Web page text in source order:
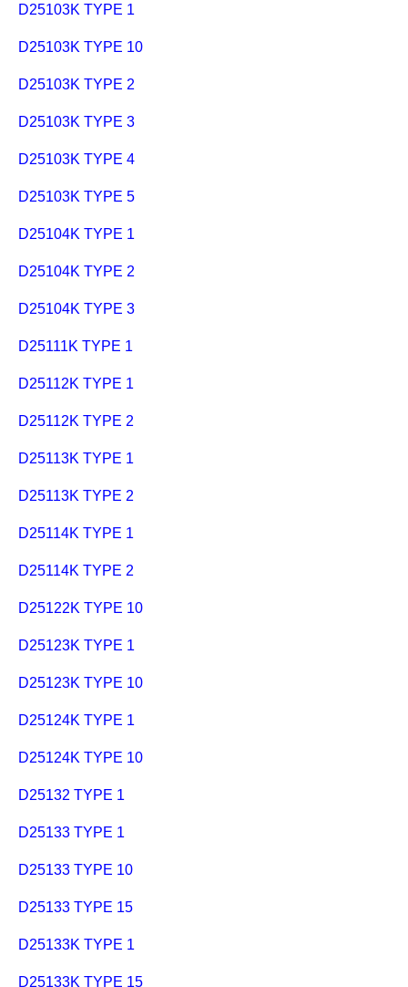
D25103K TYPE 1
D25103K TYPE 10
D25103K TYPE 2
D25103K TYPE 3
D25103K TYPE 4
D25103K TYPE 5
D25104K TYPE 1
D25104K TYPE 2
D25104K TYPE 3
D25111K TYPE 1
D25112K TYPE 1
D25112K TYPE 2
D25113K TYPE 1
D25113K TYPE 2
D25114K TYPE 1
D25114K TYPE 2
D25122K TYPE 10
D25123K TYPE 1
D25123K TYPE 10
D25124K TYPE 1
D25124K TYPE 10
D25132 TYPE 1
D25133 TYPE 1
D25133 TYPE 10
D25133 TYPE 15
D25133K TYPE 1
D25133K TYPE 15